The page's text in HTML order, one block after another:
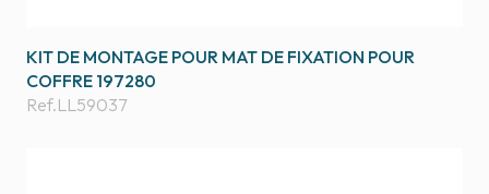
KIT DE MONTAGE POUR MAT DE FIXATION POUR
COFFRE 197280
Ref.LL59037